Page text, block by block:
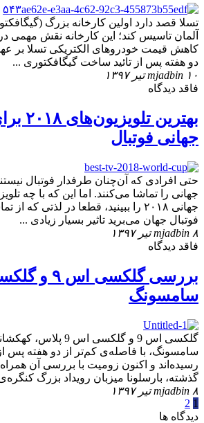
تسلا قصد دارد اولین کارخانه بزرگ
آلمان تاسیس کند؛ این کارخانه نقش مهمی
کاهش قیمت خودروهای الکتریکی تسلا بر
دو هفته پس از تائید ساخت گیگافکتوری ...
mjadbin ۱۰ تیر ۱۳۹۷
فاقد دیدگاه
جهانی فوتبال
حتی افرادی که آن‌چنان طرفدار فوتبال
‌جهانی را تماشا می‌کنند. اما این که با چه
جهانی ۲۰۱۸ را ببینید، قطعا در لذتی
فوتبال جهان می‌برید تاثیر بسیار زیادی ...
mjadbin ۸ تیر ۱۳۹۷
فاقد دیدگاه
سامسونگ
گلکسی اس 9 و گلکسی اس 9
سامسونگ، با فاصله‌ی کم‌تر از دو هفته پس از
رسیده‌اند و اکنون زومیت با بررسی آن
گذشته، بارسلونا میزبان رویداد بزرگ
mjadbin ۸ تیر ۱۳۹۷
1
2
دیدگاه ها